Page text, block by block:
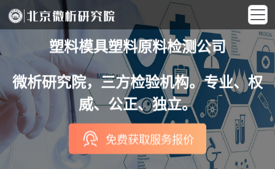
塑料模具塑料原料检测公司
微析研究院，三方检验机构。专业、权
威、公正、独立。
免费获取服务报价